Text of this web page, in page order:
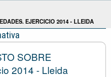
EJERCICIO 2014 - LLEIDA
SOBRE
2014 - Lleida